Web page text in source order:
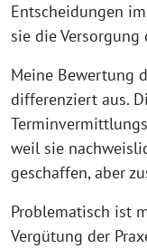
Entscheidungen
sie die
Meine Bewertung
differenziert aus.
weil sie
geschaffen, aber
Problematisch ist
Vergütung der